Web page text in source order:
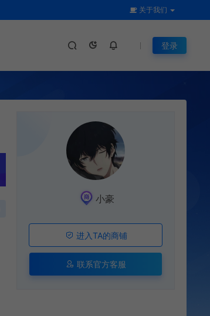
关于我们
登录
小豪
进入TA的商铺
联系官方客服